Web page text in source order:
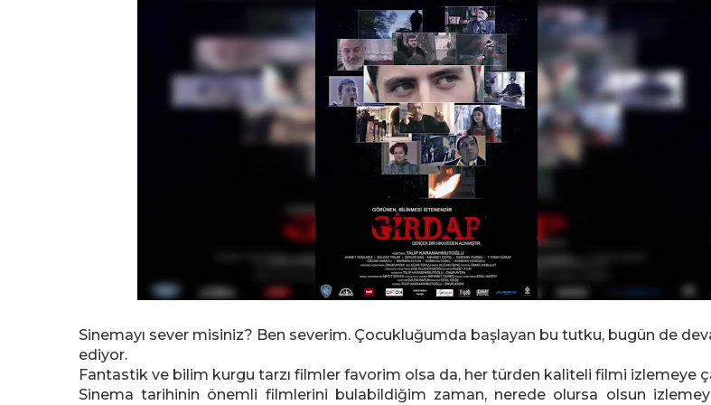
Sinemayı sever misiniz? Ben severim. Çocukluğumda başlayan bu tutku, bugün de
ediyor.
Fantastik ve bilim kurgu tarzı filmler favorim olsa da, her türden kaliteli filmi izlemeye
Sinema tarihinin önemli filmlerini bulabildiğim zaman, nerede olursa olsun